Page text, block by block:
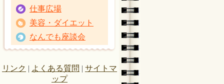
仕事広場
美容・ダイエット
なんでも座談会
リンク | よくある質問 | サイトマ
ップ